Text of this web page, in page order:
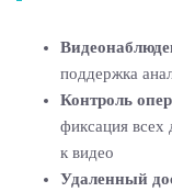
поддержка
Контроль
фиксация всех
к видео
Удаленный